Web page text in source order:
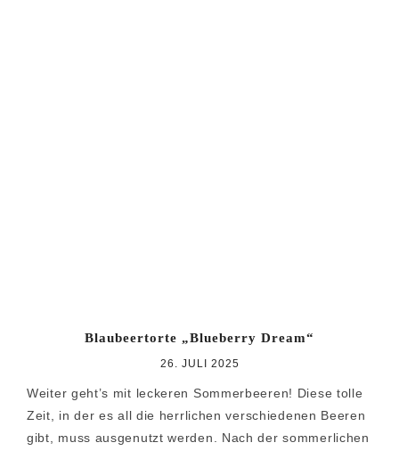
Blaubeertorte „Blueberry Dream“
26. JULI 2025
Weiter geht’s mit leckeren Sommerbeeren! Diese tolle
Zeit, in der es all die herrlichen verschiedenen Beeren
gibt, muss ausgenutzt werden. Nach der sommerlichen